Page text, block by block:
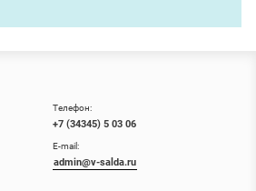
Телефон:
+7 (34345) 5 03 06
E-mail:
admin@v-salda.ru